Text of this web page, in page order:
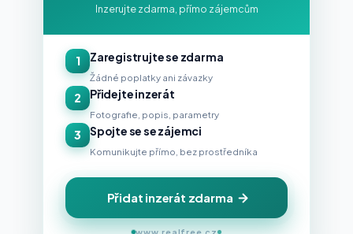
Inzerujte zdarma, přímo zájemcům
1 Zaregistrujte se zdarma
Žádné poplatky ani závazky
2 Přidejte inzerát
Fotografie, popis, parametry
3 Spojte se se zájemci
Komunikujte přímo, bez prostředníka
Přidat inzerát zdarma